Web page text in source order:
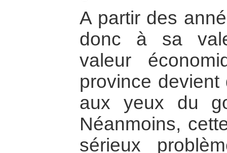
A partir des
donc à sa
valeur
province
aux yeux du
Néanmoins,
sérieux